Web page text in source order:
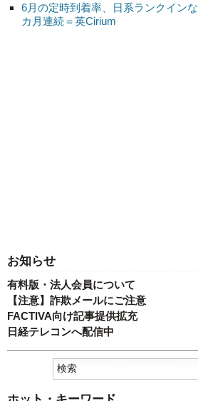
6月の定時到着率、日系ランクイン
カ月連続＝英Cirium
お知らせ
有料版・法人会員について
【注意】詐欺メールにご注意
FACTIVA向け記事提供拡充
日経テレコンへ配信中